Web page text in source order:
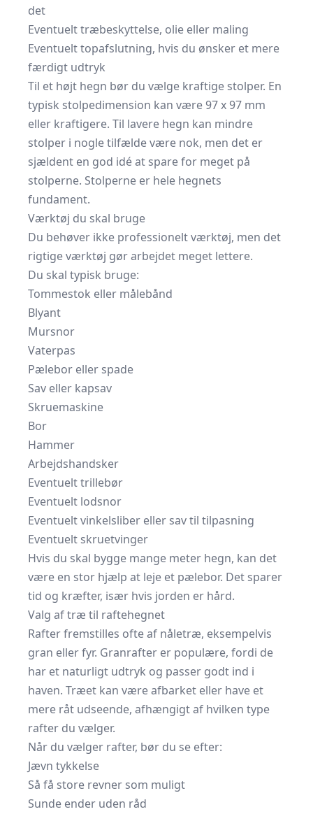
det
Eventuelt træbeskyttelse, olie eller maling
Eventuelt topafslutning, hvis du ønsker et mere
færdigt udtryk
Til et højt hegn bør du vælge kraftige stolper. En
typisk stolpedimension kan være 97 x 97 mm
eller kraftigere. Til lavere hegn kan mindre
stolper i nogle tilfælde være nok, men det er
sjældent en god idé at spare for meget på
stolperne. Stolperne er hele hegnets
fundament.
Værktøj du skal bruge
Du behøver ikke professionelt værktøj, men det
rigtige værktøj gør arbejdet meget lettere.
Du skal typisk bruge:
Tommestok eller målebånd
Blyant
Mursnor
Vaterpas
Pælebor eller spade
Sav eller kapsav
Skruemaskine
Bor
Hammer
Arbejdshandsker
Eventuelt trillebør
Eventuelt lodsnor
Eventuelt vinkelsliber eller sav til tilpasning
Eventuelt skruetvinger
Hvis du skal bygge mange meter hegn, kan det
være en stor hjælp at leje et pælebor. Det sparer
tid og kræfter, især hvis jorden er hård.
Valg af træ til raftehegnet
Rafter fremstilles ofte af nåletræ, eksempelvis
gran eller fyr. Granrafter er populære, fordi de
har et naturligt udtryk og passer godt ind i
haven. Træet kan være afbarket eller have et
mere råt udseende, afhængigt af hvilken type
rafter du vælger.
Når du vælger rafter, bør du se efter:
Jævn tykkelse
Så få store revner som muligt
Sunde ender uden råd